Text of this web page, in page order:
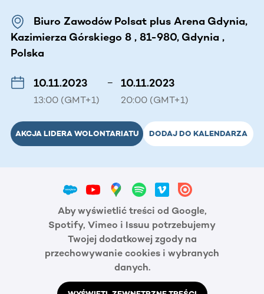
Biuro Zawodów Polsat plus Arena Gdynia,
Kazimierza Górskiego 8 , 81-980, Gdynia ,
Polska
10.11.2023
13:00 (GMT+1)
– 10.11.2023
20:00 (GMT+1)
AKCJA LIDERA WOLONTARIATU DODAJ DO KALENDARZA
Aby wyświetlić treści od Google,
Spotify, Vimeo i Issuu potrzebujemy
Twojej dodatkowej zgody na
przechowywanie cookies i wybranych
danych.